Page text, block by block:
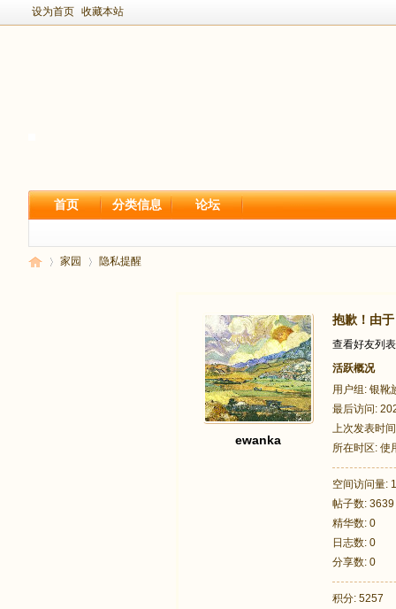
设为首页 收藏本站
首页 分类信息 论坛
家园 隐私提醒
ewanka
抱歉！由
查看好友列表
活跃概况
用户组: 银靴
最后访问:
上次发表时
所在时区: 使
空间访问量:
帖子数: 3639
精华数: 0
日志数: 0
分享数: 0
积分: 5257